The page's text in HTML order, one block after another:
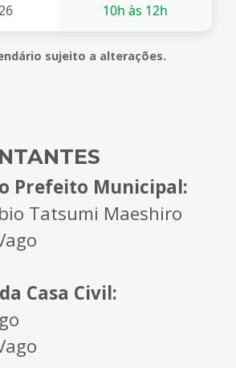
10h às 12h
sujeito a alterações.
Prefeito Municipal:
Tatsumi Maeshiro
Casa Civil: